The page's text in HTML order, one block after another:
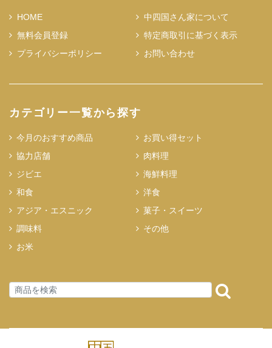
HOME
中四国さん家について
無料会員登録
特定商取引に基づく表示
プライバシーポリシー
お問い合わせ
カテゴリー一覧から探す
今月のおすすめ商品
お買い得セット
協力店舗
肉料理
ジビエ
海鮮料理
和食
洋食
アジア・エスニック
菓子・スイーツ
調味料
その他
お米